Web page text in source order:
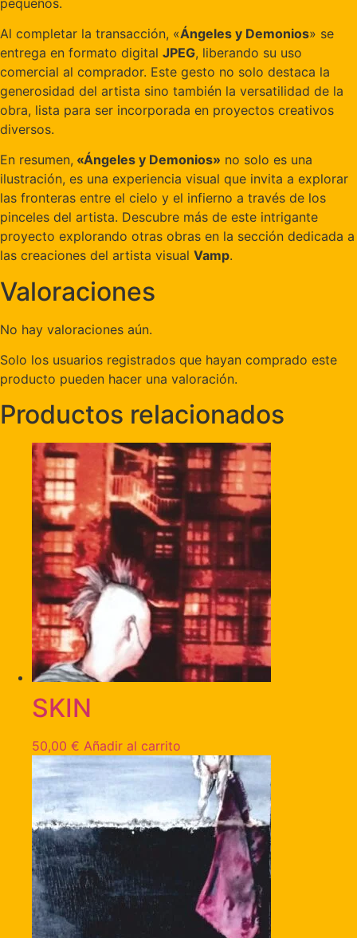
Al completar la transacción, «Ángeles y Demonios» se
entrega en formato digital JPEG, liberando su uso
comercial al comprador. Este gesto no solo destaca la
generosidad del artista sino también la versatilidad de la
obra, lista para ser incorporada en proyectos creativos
diversos.
En resumen, «Ángeles y Demonios» no solo es una
ilustración, es una experiencia visual que invita a explorar
las fronteras entre el cielo y el infierno a través de los
pinceles del artista. Descubre más de este intrigante
proyecto explorando otras obras en la sección dedicada a
las creaciones del artista visual Vamp.
Valoraciones
No hay valoraciones aún.
Solo los usuarios registrados que hayan comprado este
producto pueden hacer una valoración.
Productos relacionados
SKIN
50,00 € Añadir al carrito